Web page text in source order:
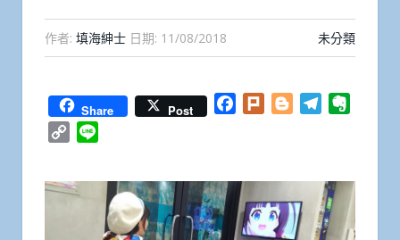
作者: 填海紳士 日期: 11/08/2018 未分類
Share Post Facebook
Plurk BloggerTelegram
Copy